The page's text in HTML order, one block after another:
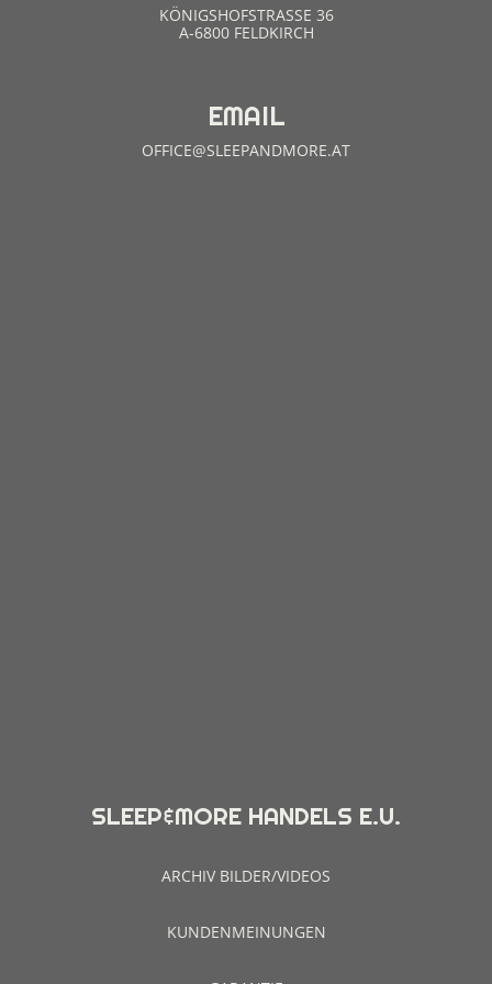
KÖNIGSHOFSTRASSE 36
A-6800 FELDKIRCH
EMAIL
OFFICE@SLEEPANDMORE.AT
SLEEP&MORE HANDELS E.U.
ARCHIV BILDER/VIDEOS
KUNDENMEINUNGEN